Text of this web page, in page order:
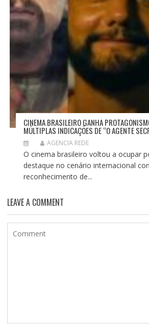
CINEMA BRASILEIRO GANHA
MÚLTIPLAS INDICAÇÕES DE “O AGENTE
AGENCIA REDE
O cinema brasileiro voltou a ocupar
destaque no cenário internacional
reconhecimento de...
LEAVE A COMMENT